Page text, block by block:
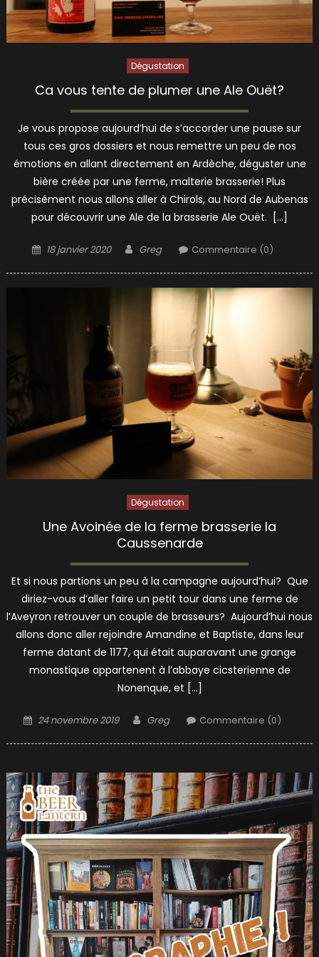
Dégustation
Ca vous tente de plumer une Ale Ouët?
Je vous propose aujourd’hui de s’accorder une pause sur
tous ces gros dossiers et nous remettre un peu de nos
émotions en allant directement en Ardèche, déguster une
bière créée par une ferme, malterie brasserie! Plus
précisément nous allons aller à Chirols, au Nord de Aubenas
pour découvrir une Ale de la brasserie Ale Ouët. […]
Posted
18 janvier 2020 Author
Greg Commentaire (0)
Dégustation
Une Avoinée de la ferme brasserie la
Caussenarde
Et si nous partions un peu à la campagne aujourd’hui? Que
diriez-vous d’aller faire un petit tour dans une ferme de
l’Aveyron retrouver un couple de brasseurs? Aujourd’hui nous
allons donc aller rejoindre Amandine et Baptiste, dans leur
ferme datant de 1177, qui était auparavant une grange
monastique appartenent à l’abbaye cicsterienne de
Nonenque, et […]
Posted
24 novembre 2019 Author
Greg Commentaire (0)